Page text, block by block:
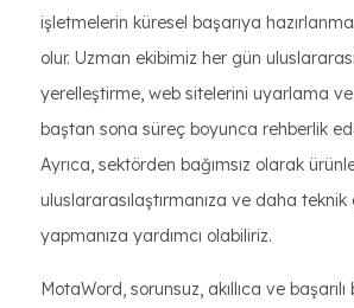
işletmelerin küresel başarıya
olur. Uzman ekibimiz her gün
yerelleştirme, web sitelerini uyarlama
baştan sona süreç boyunca rehberlik
Ayrıca, sektörden bağımsız olarak
uluslararasılaştırmanıza ve daha teknik
yapmanıza yardımcı olabiliriz.
MotaWord, sorunsuz, akıllıca ve